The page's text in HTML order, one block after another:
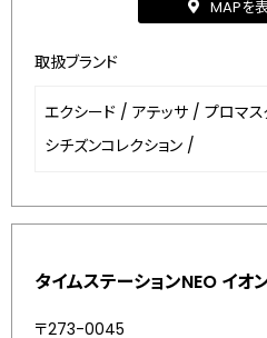
MAPを
取扱ブランド
エクシード / アテッサ / プロマス
シチズンコレクション /
タイムステーションNEO イオ
〒273-0045